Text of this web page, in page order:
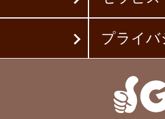
プライ